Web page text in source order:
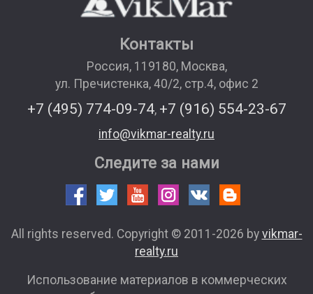
Контакты
Россия, 119180, Москва,
ул. Пречистенка, 40/2, стр.4, офис 2
+7 (495) 774-09-74, +7 (916) 554-23-67
info@vikmar-realty.ru
Следите за нами
All rights reserved. Copyright © 2011-2026 by vikmar-
realty.ru
Использование материалов в коммерческих